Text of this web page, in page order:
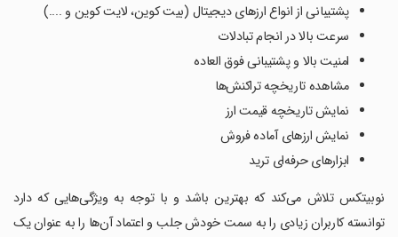
پشتیبانی از انواع ارزهای دیجیتال (بیت کوین، لایت کوین و ....)
سرعت بالا در انجام تبادلات
امنیت بالا و پشتیبانی فوق العاده
مشاهده تاریخچه تراکنش‌ها
نمایش تاریخچه قیمت ارز
نمایش ارزهای آماده فروش
ابزارهای حرفه‌ای ترید
نوبیتکس تلاش می‌کند که بهترین باشد و با توجه به ویژگی‌هایی که دارد
توانسته کاربران زیادی را به سمت خودش جلب و اعتماد آن‌ها را به عنوان یک